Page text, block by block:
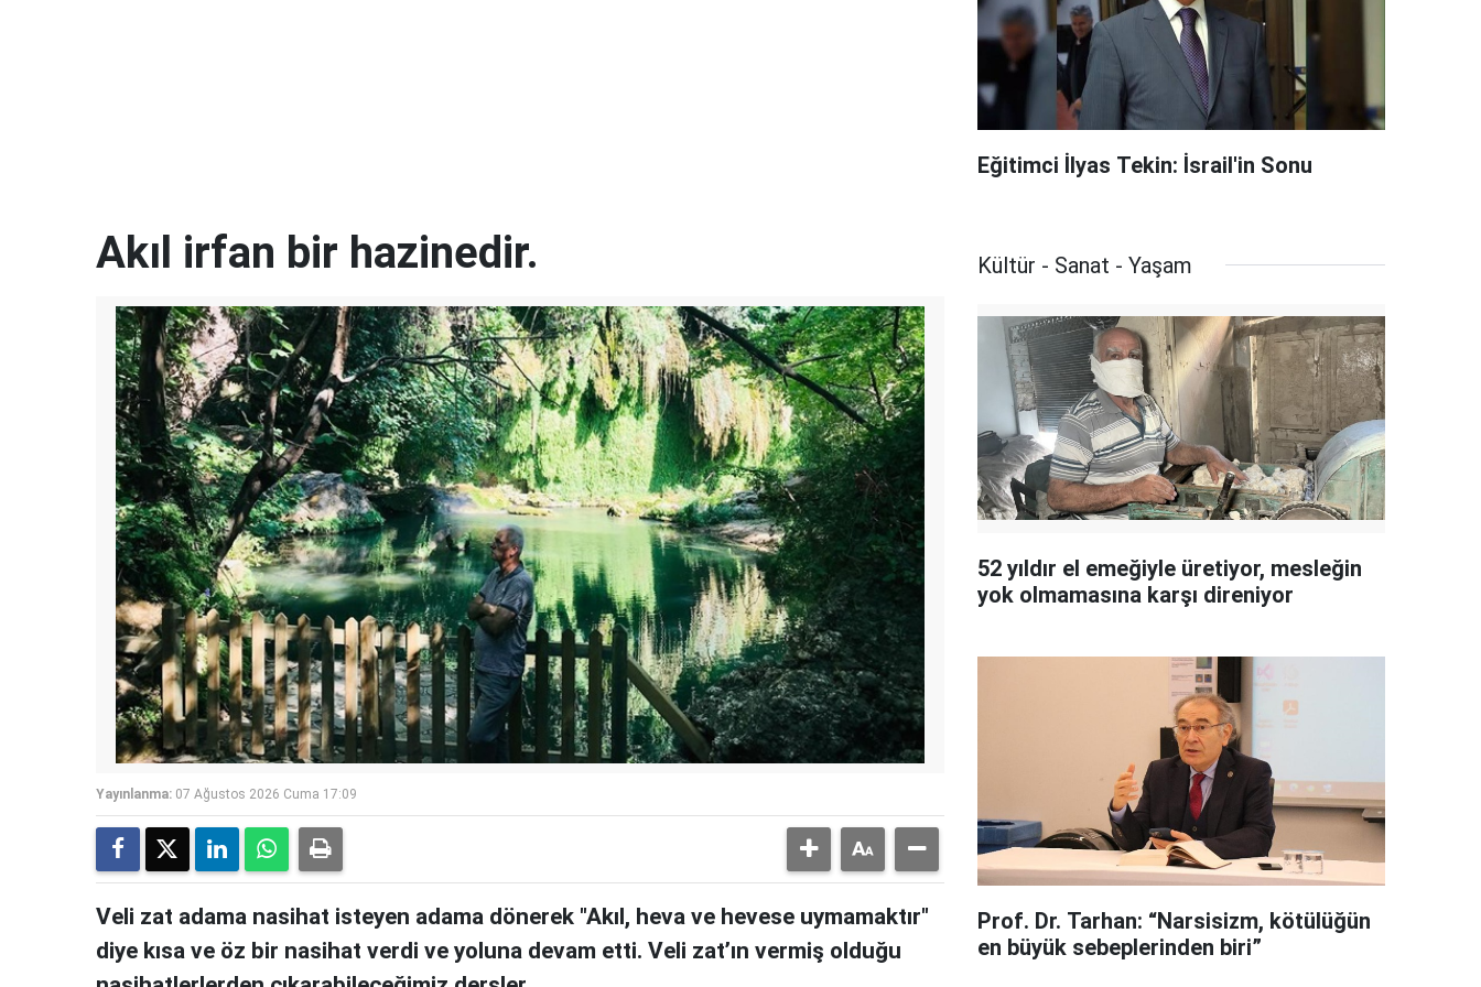
Eğitimci İlyas Tekin: İsrail'in Sonu
Akıl irfan bir hazinedir.
Yayınlanma: 07 Ağustos 2026 Cuma 17:09
Veli zat adama nasihat isteyen adama dönerek "Akıl, heva ve hevese uymamaktır"
diye kısa ve öz bir nasihat verdi ve yoluna devam etti. Veli zat’ın vermiş olduğu
Kültür - Sanat - Yaşam
52 yıldır el emeğiyle üretiyor, mesleğin
yok olmamasına karşı direniyor
Prof. Dr. Tarhan: “Narsisizm, kötülüğün
en büyük sebeplerinden biri”